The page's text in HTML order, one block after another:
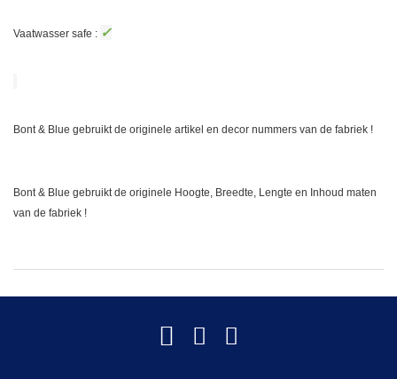
Vaatwasser safe : ✓
Bont & Blue gebruikt de originele artikel en decor nummers van de fabriek !
Bont & Blue gebruikt de originele Hoogte, Breedte, Lengte en Inhoud maten
van de fabriek !